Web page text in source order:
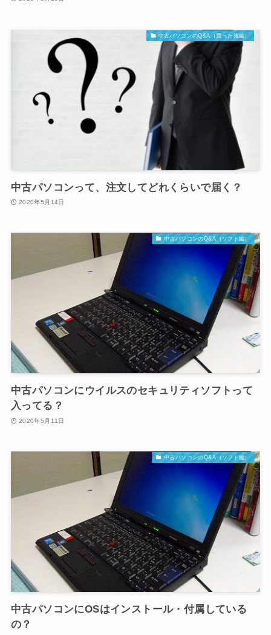
中古パソコンのQ&A（買った後編）
中古パソコンって、注文してどれくらいで届く？
2020年5月14日
中古パソコンのQ&A（ソフト編）
中古パソコンにウイルスのセキュリティソフトって
入ってる？
2020年5月11日
中古パソコンのQ&A（ソフト編）
中古パソコンにOSはインストール・付属している
の？